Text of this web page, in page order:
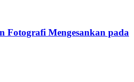
Fotografi Mengesankan pada